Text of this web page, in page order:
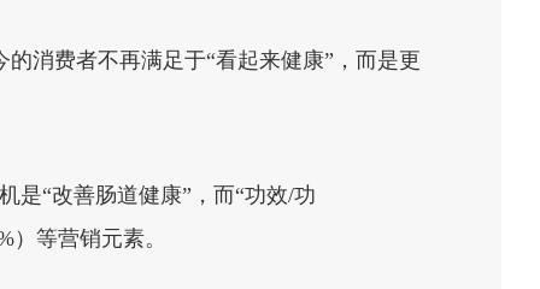
消费者不再满足于“看起来健康”，而是更
是“改善肠道健康”，而“功效/功
等营销元素。